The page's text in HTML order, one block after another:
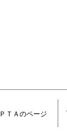
ＰＴＡのページ